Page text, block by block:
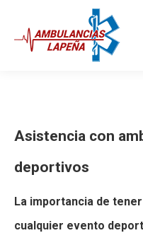
Asistencia con
deportivos
La importancia de
cualquier evento